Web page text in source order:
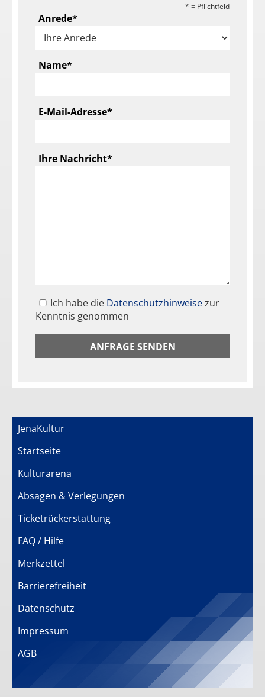
* = Pflichtfeld
Anrede*Auswahlbox für die Anrede. Dies ist
Name*Textfeld für die Eingabe Ihres Namens.
E-Mail-Adresse*Textfeld für die Eingabe der
Ihre Nachricht*Bitte geben Sie hier Ihre
Ich habe die Datenschutzhinweisezur
Kenntnis genommen
JenaKultur
Startseite
Kulturarena
Absagen & Verlegungen
Ticketrückerstattung
FAQ / Hilfe
Merkzettel
Barrierefreiheit
Datenschutz
Impressum
AGB